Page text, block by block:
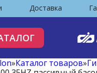
Доставка
»Каталог товаров»